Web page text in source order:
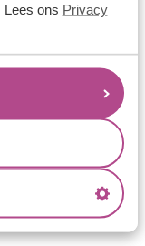
Lees ons Privacy